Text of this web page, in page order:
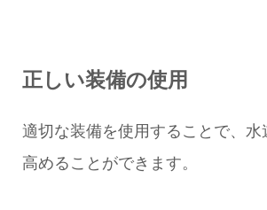
正しい装備の使用
適切な装備を使用することで、水
高めることができます。